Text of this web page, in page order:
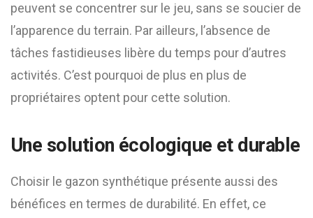
peuvent se concentrer sur le jeu, sans se soucier de
l’apparence du terrain. Par ailleurs, l’absence de
tâches fastidieuses libère du temps pour d’autres
activités. C’est pourquoi de plus en plus de
propriétaires optent pour cette solution.
Une solution écologique et durable
Choisir le gazon synthétique présente aussi des
bénéfices en termes de durabilité. En effet, ce